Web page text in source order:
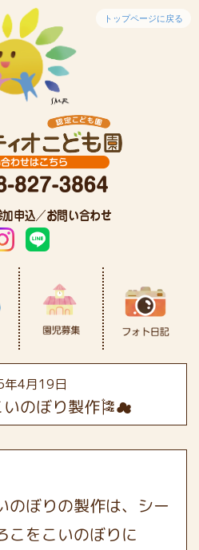
トップページに戻る
4月19日
のぼり製作🎏☁
のぼりの製作は、シー
こをこいのぼりに